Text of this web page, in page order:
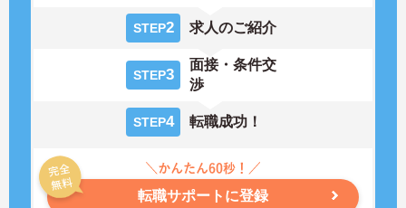
STEP2 求人のご紹介
STEP3
面接・条件交
渉
STEP4 転職成功！
転職サポートに登録